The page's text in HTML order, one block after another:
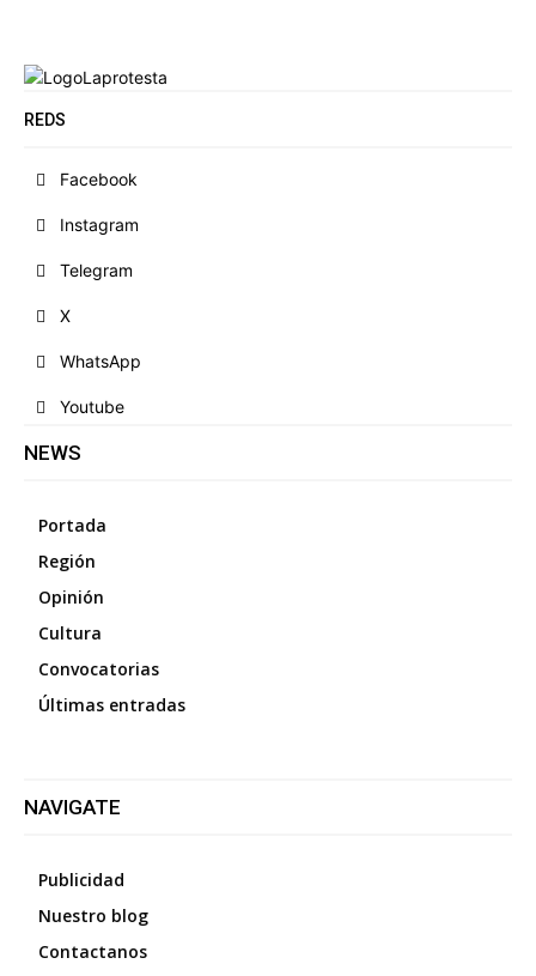
REDS
Facebook
Instagram
Telegram
X
WhatsApp
Youtube
NEWS
Portada
Región
Opinión
Cultura
Convocatorias
Últimas entradas
NAVIGATE
Publicidad
Nuestro blog
Contactanos